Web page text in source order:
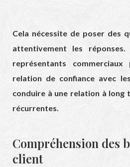
Cela nécessite de poser des
attentivement les
représentants
relation de confiance avec
conduire à une relation à long
récurrentes.
Compréhension des
client